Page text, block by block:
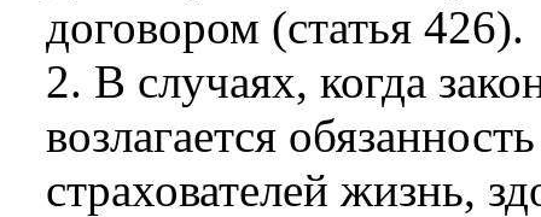
договором (статья 426).
2. В случаях, когда
возлагается
страхователей жизнь,